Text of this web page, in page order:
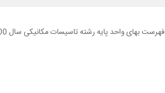
فهرست بهای واحد پایه رشته تاسیسات مکانیکی سال 1400